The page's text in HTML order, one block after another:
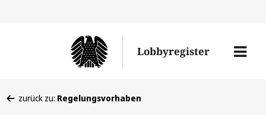
Lobbyregister
Menü
befinden
zurück zu: Regelungsvorhaben